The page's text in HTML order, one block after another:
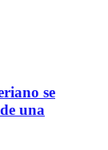
se
una